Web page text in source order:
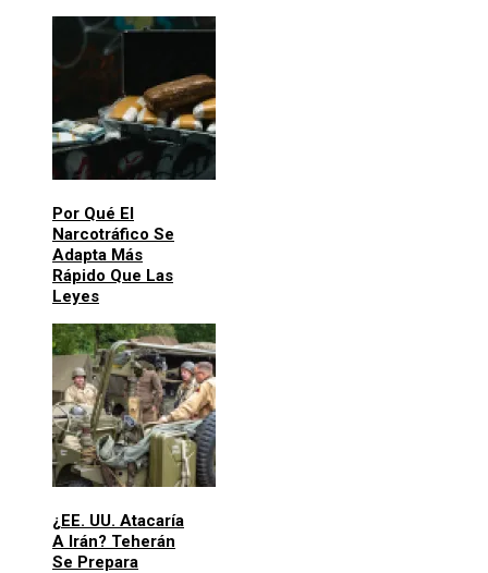
Por Qué El
Narcotráfico Se
Adapta Más
Rápido Que Las
Leyes
¿EE. UU. Atacaría
A Irán? Teherán
Se Prepara